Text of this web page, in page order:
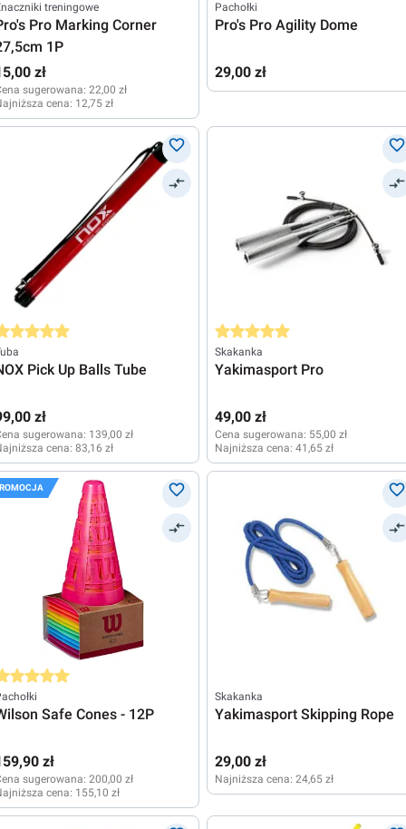
treningowe
Pro Marking Corner
1P
zł
sugerowana: 22,00 zł
cena: 12,75 zł
Pachołki
Pro's Pro Agility Dome
29,00 zł
ocena 5 z 5 gwiazdek
Pick Up Balls Tube
zł
sugerowana: 139,00 zł
cena: 83,16 zł
Średnia ocena 5 z 5 gwiazdek
Skakanka
Yakimasport Pro
49,00 zł
Cena sugerowana: 55,00 zł
Najniższa cena: 41,65 zł
ocena 5 z 5 gwiazdek
Safe Cones - 12P
zł
sugerowana: 200,00 zł
cena: 155,10 zł
Skakanka
Yakimasport Skipping Rope
29,00 zł
Najniższa cena: 24,65 zł